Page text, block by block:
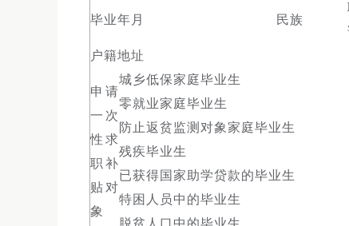
毕业年月 民族
户籍地址
申请
一次
性求
职补
贴对
象
城乡低保家庭毕业生
零就业家庭毕业生
防止返贫监测对象家庭毕业生
残疾毕业生
已获得国家助学贷款的毕业生
特困人员中的毕业生
脱贫人口中的毕业生